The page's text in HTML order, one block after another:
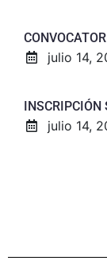
julio 14,
julio 14,